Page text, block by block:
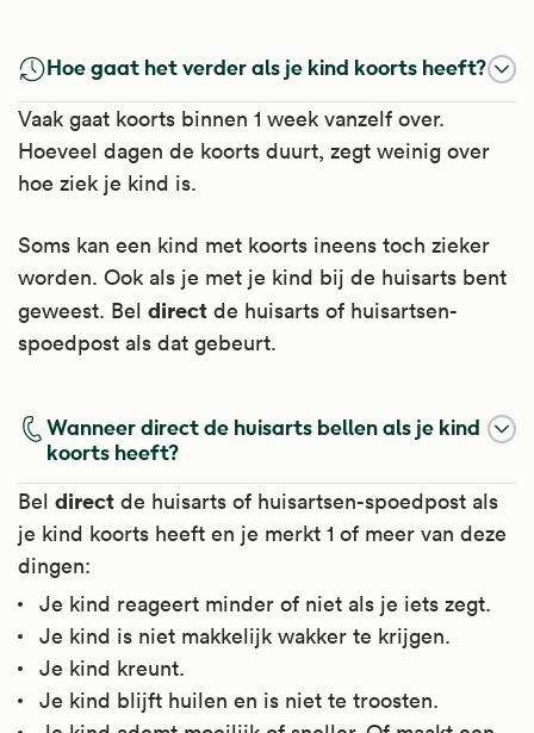
Paracetamol werkt pijnstillend en
koortsverlagend.
Het is te gebruiken bij verschillende soorten
verkoudheid, keelpijn, bijholteontsteking,
middenoorontsteking, oorpijn door
gehoorgangontsteking, artrose, spierpijn,
gewrichtspijn en menstruatieklachten.
Apotheek.nl
.
Hoe gaat het verder als je kind koorts heeft?
Vaak gaat koorts binnen 1 week vanzelf over.
Hoeveel dagen de koorts duurt, zegt weinig over
hoe ziek je kind is.
Soms kan een kind met koorts ineens toch zieker
worden. Ook als je met je kind bij de huisarts bent
geweest. Bel direct de huisarts of huisartsen-
spoedpost als dat gebeurt.
Wanneer direct de huisarts bellen als je kind
koorts heeft?
Bel direct de huisarts of huisartsen-spoedpost als
je kind koorts heeft en je merkt 1 of meer van deze
dingen:
Je kind reageert minder of niet als je iets zegt.
Je kind is niet makkelijk wakker te krijgen.
Je kind kreunt.
Je kind blijft huilen en is niet te troosten.